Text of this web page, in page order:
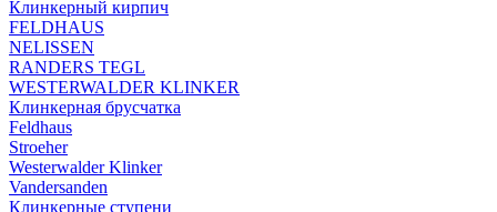
Клинкерный кирпич
FELDHAUS
NELISSEN
RANDERS TEGL
WESTERWALDER KLINKER
Клинкерная брусчатка
Feldhaus
Stroeher
Westerwalder Klinker
Vandersanden
Клинкерные ступени